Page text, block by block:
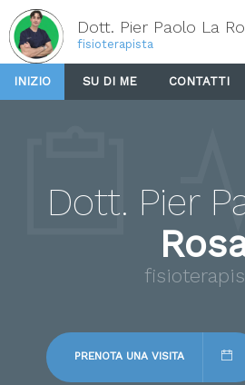
Dott. Pier Paolo La
fisioterapista
INIZIO SU DI ME CONTATTI
Dott. Pier
PRENOTA UNA VISITA